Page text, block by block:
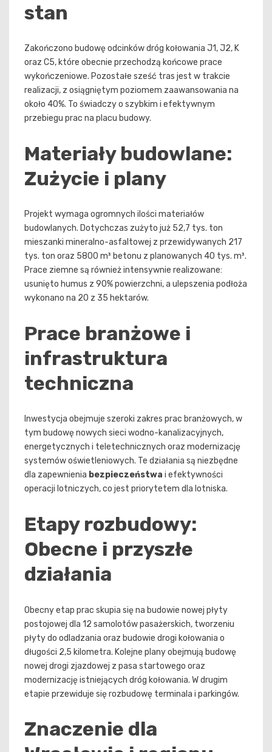
stan
Zakończono budowę odcinków dróg kołowania J1, J2, K
oraz C5, które obecnie przechodzą końcowe prace
wykończeniowe. Pozostałe sześć tras jest w trakcie
realizacji, z osiągniętym poziomem zaawansowania na
około 40%. To świadczy o szybkim i efektywnym
przebiegu prac na placu budowy.
Materiały budowlane:
Zużycie i plany
Projekt wymaga ogromnych ilości materiałów
budowlanych. Dotychczas zużyto już 52,7 tys. ton
mieszanki mineralno-asfaltowej z przewidywanych 217
tys. ton oraz 5800 m³ betonu z planowanych 40 tys. m³.
Prace ziemne są również intensywnie realizowane:
usunięto humus z 90% powierzchni, a ulepszenia podłoża
wykonano na 20 z 35 hektarów.
Prace branżowe i
infrastruktura
techniczna
Inwestycja obejmuje szeroki zakres prac branżowych, w
tym budowę nowych sieci wodno-kanalizacyjnych,
energetycznych i teletechnicznych oraz modernizację
systemów oświetleniowych. Te działania są niezbędne
dla zapewnienia bezpieczeństwa i efektywności
operacji lotniczych, co jest priorytetem dla lotniska.
Etapy rozbudowy:
Obecne i przyszłe
działania
Obecny etap prac skupia się na budowie nowej płyty
postojowej dla 12 samolotów pasażerskich, tworzeniu
płyty do odladzania oraz budowie drogi kołowania o
długości 2,5 kilometra. Kolejne plany obejmują budowę
nowej drogi zjazdowej z pasa startowego oraz
modernizację istniejących dróg kołowania. W drugim
etapie przewiduje się rozbudowę terminala i parkingów.
Znaczenie dla